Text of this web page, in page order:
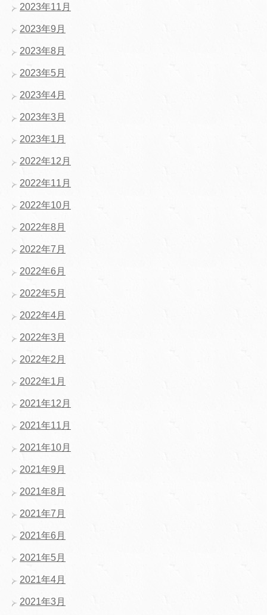
2023年11月
2023年9月
2023年8月
2023年5月
2023年4月
2023年3月
2023年1月
2022年12月
2022年11月
2022年10月
2022年8月
2022年7月
2022年6月
2022年5月
2022年4月
2022年3月
2022年2月
2022年1月
2021年12月
2021年11月
2021年10月
2021年9月
2021年8月
2021年7月
2021年6月
2021年5月
2021年4月
2021年3月